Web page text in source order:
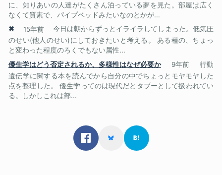
に、知りあいの人達がたくさん泊っている夢を見た。部屋は広く
なくて質素で、パイプベッドみたいなのとかが...
✖
15年前
今日は朝からずっとイライラしてしまった。低気圧
のせい(他人のせい)にしておきたいと考える。 ある種の、ちょっ
と変わった程度のろくでもない属性...
優生学はどう否定されるか、多様性はなぜ必要か
9年前
行動
遺伝学に関する本を読んでから自分の中でちょっとモヤモヤした
点を整理した。 優生学ってのは現代だとタブーとして扱われてい
る。しかしこれは部...